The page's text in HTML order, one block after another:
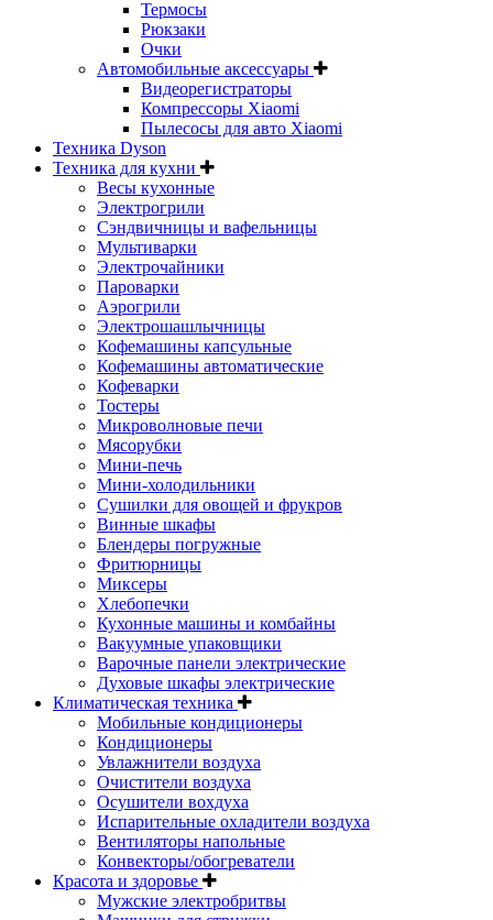
Термосы
Рюкзаки
Очки
Автомобильные аксессуары
Видеорегистраторы
Компрессоры Xiaomi
Пылесосы для авто Xiaomi
Техника Dyson
Техника для кухни
Весы кухонные
Электрогрили
Сэндвичницы и вафельницы
Мультиварки
Электрочайники
Пароварки
Аэрогрили
Электрошашлычницы
Кофемашины капсульные
Кофемашины автоматические
Кофеварки
Тостеры
Микроволновые печи
Мясорубки
Мини-печь
Мини-холодильники
Сушилки для овощей и фрукров
Винные шкафы
Блендеры погружные
Фритюрницы
Миксеры
Хлебопечки
Кухонные машины и комбайны
Вакуумные упаковщики
Варочные панели электрические
Духовые шкафы электрические
Климатическая техника
Мобильные кондиционеры
Кондиционеры
Увлажнители воздуха
Очистители воздуха
Осушители вохдуха
Испарительные охладители воздуха
Вентиляторы напольные
Конвекторы/обогреватели
Красота и здоровье
Мужские электробритвы